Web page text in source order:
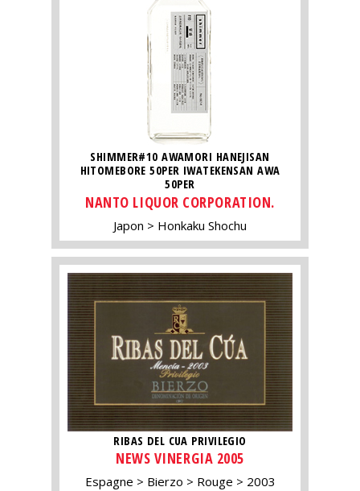
SHIMMER#10 AWAMORI HANEJISAN
HITOMEBORE 50PER IWATEKENSAN AWA
50PER
NANTO LIQUOR CORPORATION.
Japon Honkaku Shochu
RIBAS DEL CUA PRIVILEGIO
NEWS VINERGIA 2005
Espagne Bierzo Rouge 2003